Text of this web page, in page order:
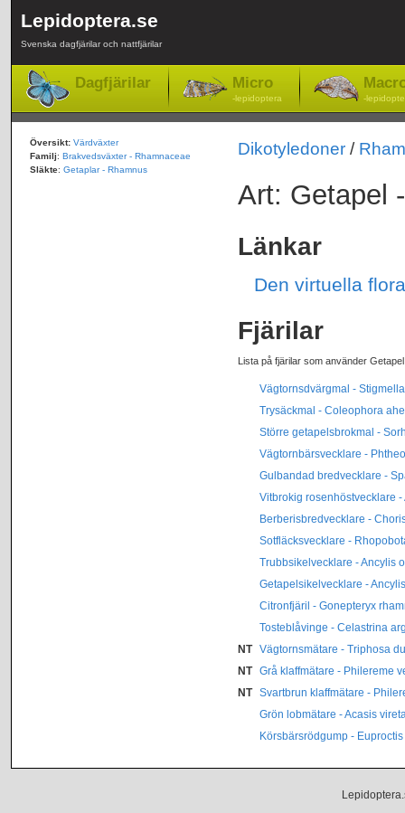
Lepidoptera.se
Svenska dagfjärilar och nattfjärilar
Dagfjärilar Micro
-lepidoptera -
Dikotyledoner/
Art: Getapel
Länkar
Den virtuella
Fjärilar
Lista på fjärilar som använder
Vägtornsdvärgmal -
Trysäckmal - Coleophora
Större getapelsbrokmal -
Vägtornbärsvecklare -
Gulbandad bredvecklare -
Vitbrokig rosenhöstvecklare
Berberisbredvecklare -
Sotfläcksvecklare -
Trubbsikelvecklare - Ancylis
Getapelsikelvecklare -
Citronfjäril - Gonepteryx
Tosteblåvinge - Celastrina
NT
Vägtornsmätare - Triphosa
NT
Grå klaffmätare - Philereme
NT
Svartbrun klaffmätare -
Grön lobmätare - Acasis
Körsbärsrödgump -
Översikt: Värdväxter
Familj: Brakvedsväxter - Rhamnaceae
Släkte: Getaplar - Rhamnus